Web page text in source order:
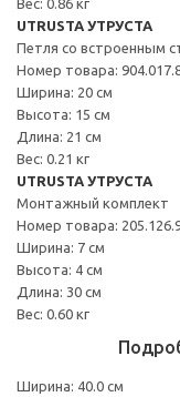
UTRUSTA УТРУСТА
Петля со встроенным
Номер товара:
Ширина: 20 см
Высота: 15 см
Длина: 21 см
Вес: 0.21 кг
UTRUSTA УТРУСТА
Монтажный комплект
Номер товара:
Ширина: 7 см
Высота: 4 см
Длина: 30 см
Вес: 0.60 кг
Ширина: 40.0 см